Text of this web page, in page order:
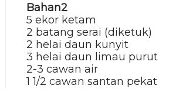
Bahan2
5 ekor ketam
2 batang serai (diketuk)
2 helai daun kunyit
3 helai daun limau purut
2-3 cawan air
1 1/2 cawan santan pekat